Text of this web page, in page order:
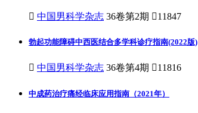
 中国男科学杂志 36卷第2期 11847
勃起功能障碍中西医结合多学科诊疗指南(2022版)
 中国男科学杂志 36卷第4期 11816
中成药治疗痛经临床应用指南（2021年）